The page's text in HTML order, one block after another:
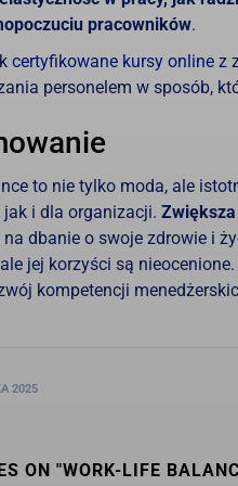
pracowników.
certyfikowane kursy online z
personelem w sposób,
to nie tylko moda, ale
jak i dla organizacji.
dbanie o swoje zdrowie i
jej korzyści są
kompetencji
2025
ON "WORK-LIFE